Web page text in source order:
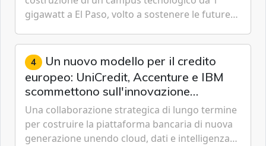
gigawatt a El Paso, volto a sostenere le future
artificiale dell'azienda di Mark Zuckerberg.
4 Un nuovo modello per il credito
europeo: UniCredit, Accenture e IBM
scommettono sull'innovazione
tecnologica
Una collaborazione strategica di lungo termine
per costruire la piattaforma bancaria di nuova
generazione unendo cloud, dati e intelligenza